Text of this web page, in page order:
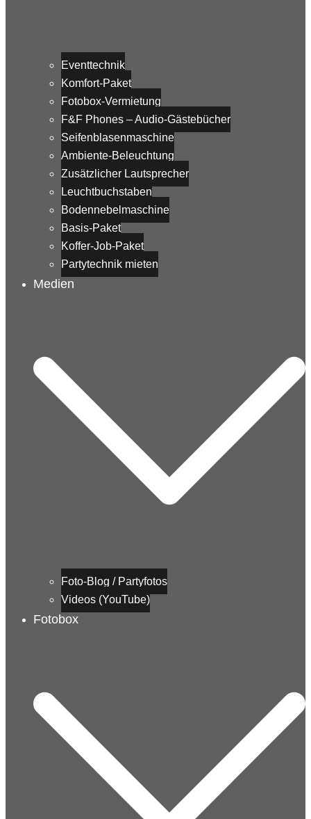
Eventtechnik
Komfort-Paket
Fotobox-Vermietung
F&F Phones – Audio-Gästebücher
Seifenblasenmaschine
Ambiente-Beleuchtung
Zusätzlicher Lautsprecher
Leuchtbuchstaben
Bodennebelmaschine
Basis-Paket
Koffer-Job-Paket
Partytechnik mieten
Medien
Foto-Blog / Partyfotos
Videos (YouTube)
Fotobox